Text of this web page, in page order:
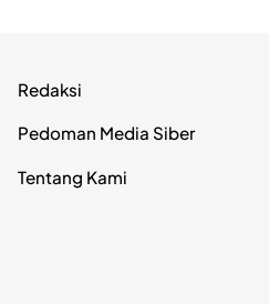
Redaksi
Pedoman Media Siber
Tentang Kami